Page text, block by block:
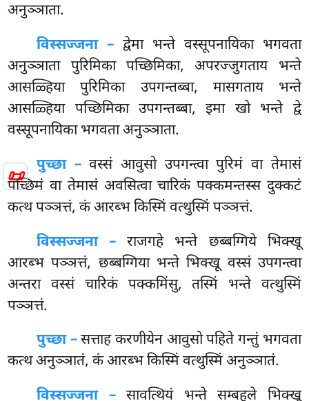
📜
अनुञ्ञाता.
विस्सज्जना –द्वेमा भन्ते वस्सूपनायिका भगवता
अनुञ्ञाता पुरिमिका पच्छिमिका, अपरज्जुगताय भन्ते
आसळ्हिया पुरिमिका उपगन्तब्बा, मासगताय भन्ते
आसळ्हिया पच्छिमिका उपगन्तब्बा, इमा खो भन्ते द्वे
वस्सूपनायिका भगवता अनुञ्ञाता.
पुच्छा –वस्संआवुसो उपगन्त्वा पुरिमं वा तेमासं
पच्छिमं वा तेमासं अवसित्वा चारिकं पक्कमन्तस्स दुक्कटं
कत्थ पञ्ञत्तं, कं आरब्भ किस्मिं वत्थुस्मिं पञ्ञत्तं.
विस्सज्जना – राजगहे भन्ते छब्बग्गिये भिक्खू
आरब्भ पञ्ञत्तं, छब्बग्गिया भन्ते भिक्खू वस्सं उपगन्त्वा
अन्तरा वस्सं चारिकं पक्कमिंसु, तस्मिं भन्ते वत्थुस्मिं
पञ्ञत्तं.
पुच्छा –सत्ताह करणीयेन आवुसो पहिते गन्तुं भगवता
कत्थ अनुञ्ञातं, कं आरब्भ किस्मिं वत्थुस्मिं अनुञ्ञातं.
विस्सज्जना –सावत्थियं भन्ते सम्बहुले भिक्खू